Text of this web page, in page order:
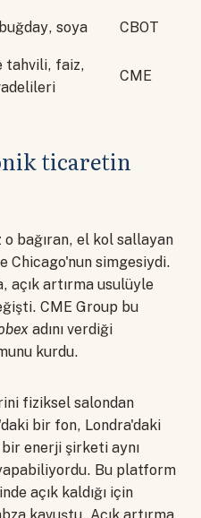
buğday, soya CBOT
tahvili, faiz,
CME
ticaretin
bağıran, el kol sallayan
Chicago'nun simgesiydi.
açık artırma usulüyle
CME Group bu
adını verdiği
kurdu.
fiziksel salondan
bir fon, Londra'daki
enerji şirketi aynı
Bu platform
açık kaldığı için
kavuştu. Açık artırma